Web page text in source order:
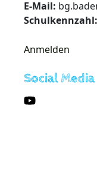
E-Mail:
Schulkennzahl:
Anmelden
Social Media